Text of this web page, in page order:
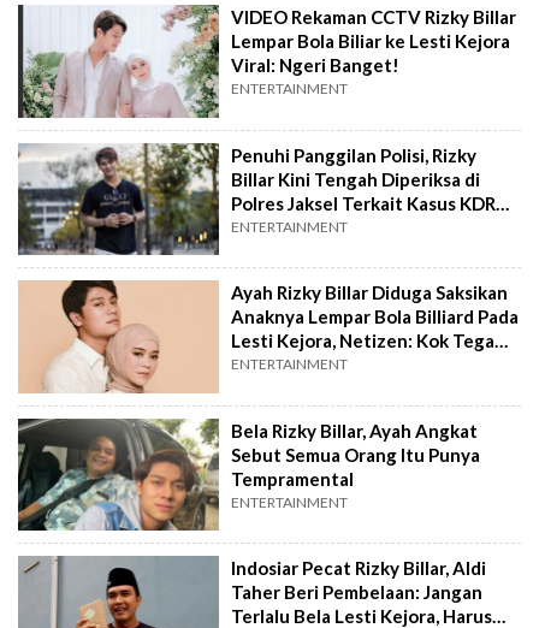
VIDEO Rekaman CCTV Rizky Billar
Lempar Bola Biliar ke Lesti Kejora
Viral: Ngeri Banget!
ENTERTAINMENT
Penuhi Panggilan Polisi, Rizky
Billar Kini Tengah Diperiksa di
Polres Jaksel Terkait Kasus KDRT
Lesti Kejora
ENTERTAINMENT
Ayah Rizky Billar Diduga Saksikan
Anaknya Lempar Bola Billiard Pada
Lesti Kejora, Netizen: Kok Tega
Diam Aja
ENTERTAINMENT
Bela Rizky Billar, Ayah Angkat
Sebut Semua Orang Itu Punya
Tempramental
ENTERTAINMENT
Indosiar Pecat Rizky Billar, Aldi
Taher Beri Pembelaan: Jangan
Terlalu Bela Lesti Kejora, Harus